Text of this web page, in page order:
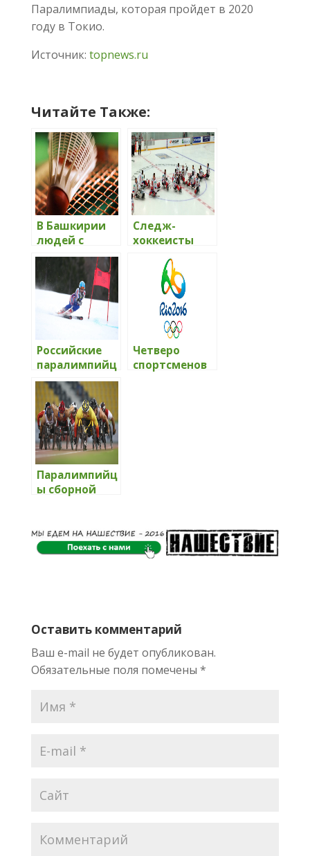
Паралимпиады, которая пройдет в 2020
году в Токио.
Источник: topnews.ru
Читайте Также:
В Башкирии
людей с
инвалидност
ью
приглашают
на занятия
паралимпийс
бадминтоном
Следж-
хоккеисты
Удмуртии
провели
первый матч
в составе
сборной
России на
международн
ом турнире в
Канаде
Российские
паралимпийц
ы завоевали
медали в
соревнования
х по
горнолыжном
у спорту
Четверо
спортсменов
Паралимпийц
ы сборной
принять
участие в
Оставить комментарий
Ваш e-mail не будет опубликован.
Обязательные поля помечены *